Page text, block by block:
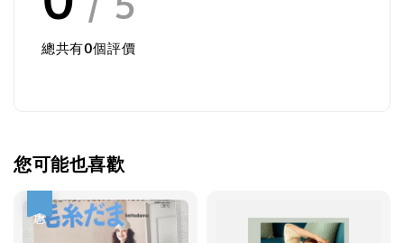
總共有0個評價
您可能也喜歡